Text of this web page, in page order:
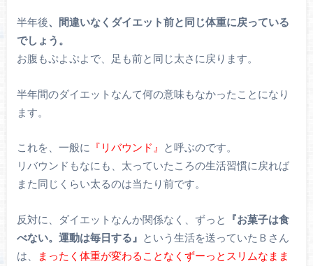
半年後、間違いなくダイエット前と同じ体重に戻っている
でしょう。
お腹もぷよぷよで、足も前と同じ太さに戻ります。
半年間のダイエットなんて何の意味もなかったことになり
ます。
これを、一般に 『リバウンド』
と呼ぶのです。
リバウンドもなにも、太っていたころの生活習慣に戻れば
また同じくらい太るのは当たり前です。
反対に、ダイエットなんか関係なく、ずっと
『お菓子は食
べない。運動は毎日する』 という生活を送っていたＢさん
は、
まったく体重が変わることなくずーっとスリムなまま